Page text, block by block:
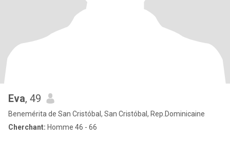
Eva, 49
Benemérita de San Cristóbal, San Cristóbal, Rep.Dominicaine
Cherchant: Homme 46 - 66